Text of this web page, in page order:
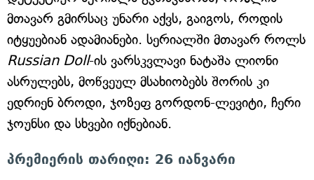
მთავარ გმირსაც უნარი აქვს, გაიგოს, როდის
იტყუებიან ადამიანები. სერიალში მთავარ როლს
Russian Doll-ის ვარსკვლავი ნატაშა ლიონი
ასრულებს, მოწვეულ მსახიობებს შორის კი
ედრიენ ბროდი, ჯოზეფ გორდონ-ლევიტი, ჩერი
ჯოუნსი და სხვები იქნებიან.
პრემიერის თარიღი: 26 იანვარი